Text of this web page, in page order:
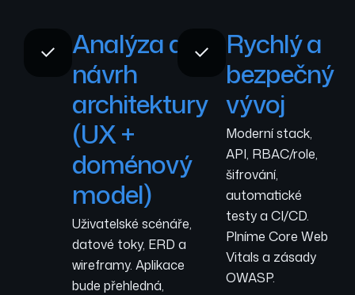
Analýza a
návrh
architektury
(UX +
doménový
model)
Uživatelské scénáře,
datové toky, ERD a
wireframy. Aplikace
bude přehledná,
Rychlý a
bezpečný
vývoj
Moderní stack,
API, RBAC/role,
šifrování,
automatické
testy a CI/CD.
Plníme Core Web
Vitals a zásady
OWASP.